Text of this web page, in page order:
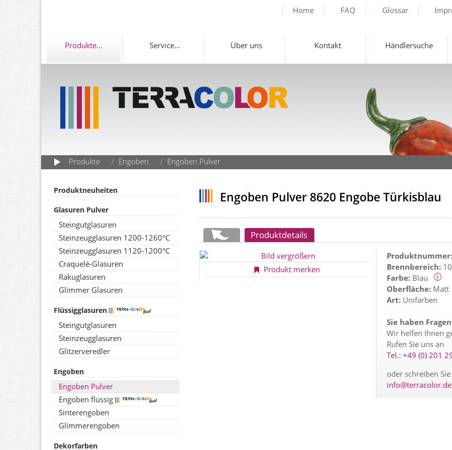
Home FAQ Glossar
Produkte... Service... Über uns Kontakt Händlersuche
Produkte Engoben Engoben Pulver
Produktneuheiten
Glasuren Pulver
Steingutglasuren
Steinzeugglasuren 1200-1260°C
Steinzeugglasuren 1120-1200°C
Craquelé-Glasuren
Rakuglasuren
Glimmer Glasuren
Flüssigglasuren
Steingutglasuren
Steinzeugglasuren
Glitzerveredler
Engoben
Engoben Pulver
Engoben flüssig
Sinterengoben
Glimmerengoben
Dekorfarben
Engoben Pulver 8620 Engobe Türkisblau
Produktdetails
Produkt merken
Produktnummer:
Brennbereich:
Farbe:Blau
Oberfläche:Matt
Art:Unifarben
Sie haben
Wir helfen Ihnen
Rufen Sie uns an
Tel.: +49 (0) 201
oder schreiben
info@terracolor.de